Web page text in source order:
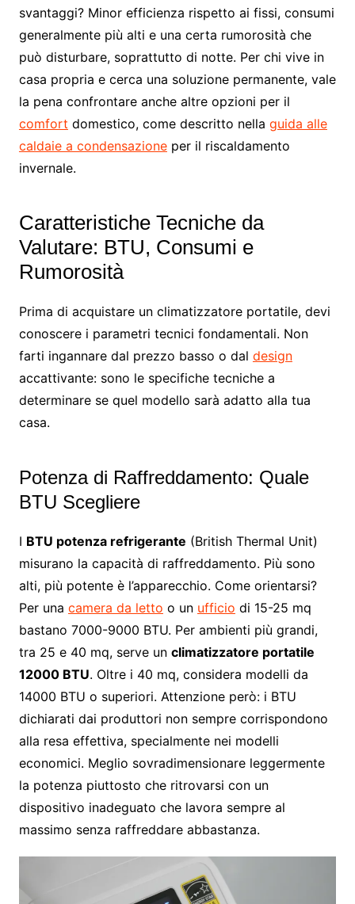
svantaggi? Minor efficienza rispetto ai fissi, consumi
generalmente più alti e una certa rumorosità che
può disturbare, soprattutto di notte. Per chi vive in
casa propria e cerca una soluzione permanente, vale
la pena confrontare anche altre opzioni per il
comfort domestico, come descritto nella guida alle
caldaie a condensazioneper il riscaldamento
invernale.
Caratteristiche Tecniche da
Valutare: BTU, Consumi e
Rumorosità
Prima di acquistare un climatizzatore portatile, devi
conoscere i parametri tecnici fondamentali. Non
farti ingannare dal prezzo basso o dal design
accattivante: sono le specifiche tecniche a
determinare se quel modello sarà adatto alla tua
casa.
Potenza di Raffreddamento: Quale
BTU Scegliere
I BTU potenza refrigerante (British Thermal Unit)
misurano la capacità di raffreddamento. Più sono
alti, più potente è l’apparecchio. Come orientarsi?
Per una camera da letto o un ufficio di 15-25 mq
bastano 7000-9000 BTU. Per ambienti più grandi,
tra 25 e 40 mq, serve un climatizzatore portatile
12000 BTU. Oltre i 40 mq, considera modelli da
14000 BTU o superiori. Attenzione però: i BTU
dichiarati dai produttori non sempre corrispondono
alla resa effettiva, specialmente nei modelli
economici. Meglio sovradimensionare leggermente
la potenza piuttosto che ritrovarsi con un
dispositivo inadeguato che lavora sempre al
massimo senza raffreddare abbastanza.